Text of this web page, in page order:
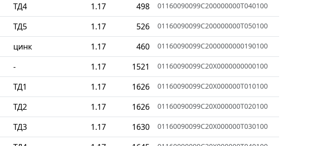
ТД4 1.17 498 01160090099C200000000T040100
ТД5 1.17 526 01160090099C200000000T050100
цинк 1.17 460 01160090099C2000000000190100
- 1.17 1521 01160090099C20X0000000000100
ТД1 1.17 1626 01160090099C20X000000T010100
ТД2 1.17 1626 01160090099C20X000000T020100
ТД3 1.17 1630 01160090099C20X000000T030100